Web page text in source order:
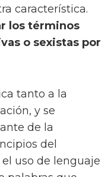
característica.
los términos
o sexistas por
tanto a la
y se
de la
del
uso de lenguaje